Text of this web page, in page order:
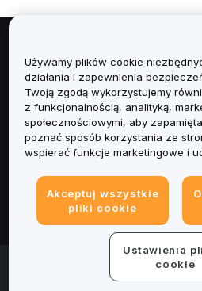
Informacje
Usługi
Obsługa Klienta
Informacje prawne
© 2025-2026 Bybit.eu.
Używamy plików cookie
działania i zapewnienia
Twoją zgodą wykorzystujemy
z funkcjonalnością, analityką,
społecznościowymi, aby
poznać sposób korzystania ze
wspierać funkcje marketingowe i
Akceptuj wszystkie
pliki cookie
Ustawienia
cookie